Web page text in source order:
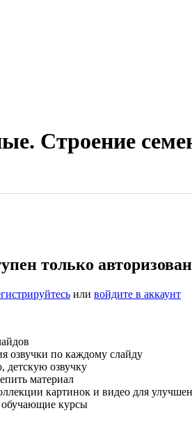
Строение
только
или войдите в аккаунт
озвучки по каждому слайду
детскую озвучку
материал
картинок и видео для
курсы